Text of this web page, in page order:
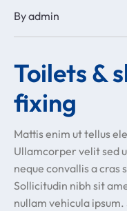
Byadmin
Toilets &
fixing
Mattis enim ut tellus
Ullamcorper velit sed
neque convallis a cras
Sollicitudin nibh sit
nullam vehicula